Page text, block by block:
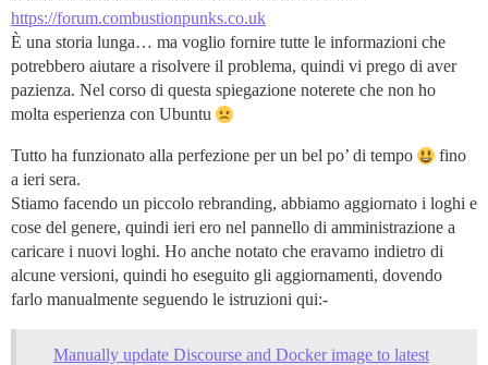
https://forum.combustionpunks.co.uk
È una storia lunga… ma voglio fornire tutte le informazioni che
potrebbero aiutare a risolvere il problema, quindi vi prego di aver
pazienza. Nel corso di questa spiegazione noterete che non ho
molta esperienza con Ubuntu
Tutto ha funzionato alla perfezione per un bel po’ di tempo
fino
a ieri sera.
Stiamo facendo un piccolo rebranding, abbiamo aggiornato i loghi e
cose del genere, quindi ieri ero nel pannello di amministrazione a
caricare i nuovi loghi. Ho anche notato che eravamo indietro di
alcune versioni, quindi ho eseguito gli aggiornamenti, dovendo
farlo manualmente seguendo le istruzioni qui:-
Manually update Discourse and Docker image to latest